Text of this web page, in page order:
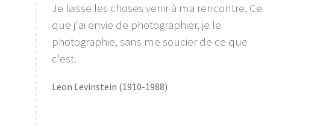
Je laisse les choses venir à ma rencontre. Ce
que j'ai envie de photographier, je le
photographie, sans me soucier de ce que
c'est.
Leon Levinstein (1910-1988)